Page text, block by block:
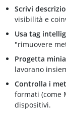
Scrivi
visibilità e
Usa tag
"rimuovere
Progetta
lavorano
Controlla i
formati (come
dispositivi.